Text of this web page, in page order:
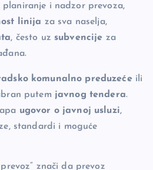
planiranje i nadzor prevoza,
linija za sva naselja,
, često uz subvencije za
komunalno preduzećeili
putem javnog tendera.
ugovor o javnoj usluzi,
standardi i moguće
znači da prevoz